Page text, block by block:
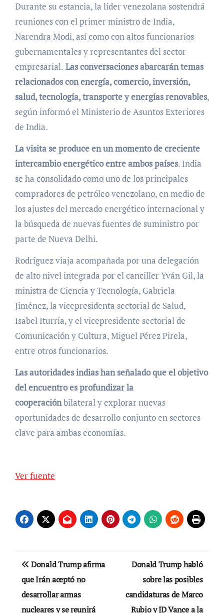
Durante su estancia, la líder venezolana sostendrá
reuniones con el primer ministro de India,
Narendra Modi, así como con altos funcionarios
gubernamentales y representantes del sector
empresarial. Las conversaciones abarcarán temas
relacionados con energía, comercio, inversión,
salud, tecnología, transporte y energías renovables,
según informó el Ministerio de Asuntos Exteriores
de India.
La visita se produce en un momento de creciente
intercambio energético entre ambos países. India
se ha consolidado como uno de los principales
compradores de petróleo venezolano, en medio de
los ajustes del mercado energético internacional y
la búsqueda de nuevas fuentes de suministro por
parte de Nueva Delhi.
Rodríguez viaja acompañada por una delegación
de alto nivel integrada por el canciller Yván Gil, la
ministra de Ciencia y Tecnología, Gabriela
Jiménez, la vicepresidenta sectorial de Salud,
Isabel Iturria, y el vicepresidente sectorial de
Comunicación y Cultura, Miguel Pérez Pirela,
entre otros funcionarios.
Las autoridades indias han señalado que el objetivo
del encuentro es profundizar la
cooperaciónbilateral y explorar nuevas
oportunidades de desarrollo conjunto en sectores
clave para ambas economías.
Ver fuente
Navegación
de
entradas
Donald Trump afirma
que Irán aceptó no
desarrollar armas
nucleares y se reunirá
Donald Trump habló
sobre las posibles
candidaturas de Marco
Rubio y JD Vance a la